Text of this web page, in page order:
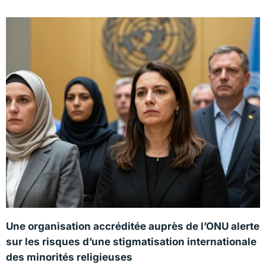
Une organisation accréditée auprès de l’ONU alerte
sur les risques d’une stigmatisation internationale
des minorités religieuses